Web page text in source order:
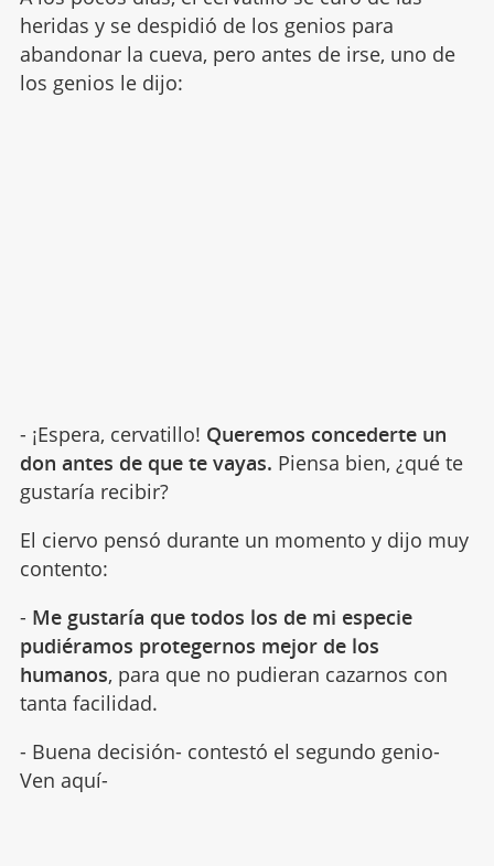
heridas y se despidió de los genios para
abandonar la cueva, pero antes de irse, uno de
los genios le dijo:
- ¡Espera, cervatillo! Queremos concederte un
don antes de que te vayas. Piensa bien, ¿qué te
gustaría recibir?
El ciervo pensó durante un momento y dijo muy
contento:
- Me gustaría que todos los de mi especie
pudiéramos protegernos mejor de los
humanos, para que no pudieran cazarnos con
tanta facilidad.
- Buena decisión- contestó el segundo genio-
Ven aquí-